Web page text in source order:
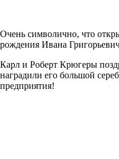
Очень символично, что
рождения Ивана
Карл и Роберт Крюгеры
наградили его большой
предприятия!